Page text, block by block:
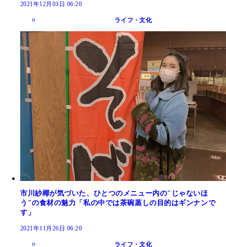
2021年12月03日 06:20
ライフ・文化
市川紗椰が気づいた、ひとつのメニュー内の"じゃないほ
う"の食材の魅力「私の中では茶碗蒸しの目的はギンナンで
す」
2021年11月26日 06:20
ライフ・文化